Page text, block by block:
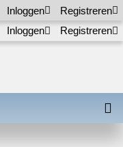
Inloggen
Registreren
Inloggen
Registreren